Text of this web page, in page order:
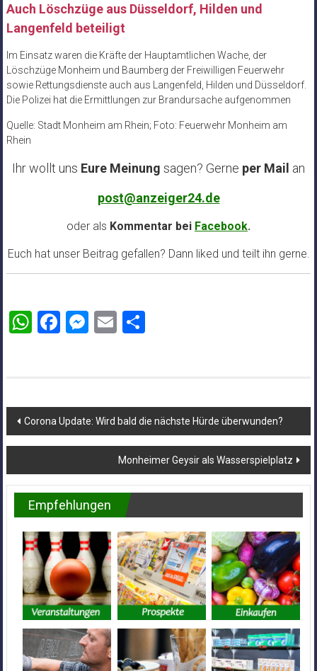
Auch Löschzüge aus Düsseldorf, Hilden und
Langenfeld beteiligt
Im Einsatz waren die Kräfte der Hauptamtlichen Wache, der
Löschzüge Monheim und Baumberg der Freiwilligen Feuerwehr
sowie Rettungsdienste auch aus Langenfeld, Hilden und Düsseldorf.
Die Polizei hat die Ermittlungen zur Brandursache aufgenommen
Quelle: Stadt Monheim am Rhein; Foto: Feuerwehr Monheim am
Rhein
Ihr wollt uns Eure Meinung sagen? Gerne per Mail an
post@anzeiger24.de
oder als Kommentar bei Facebook.
Euch hat unser Beitrag gefallen? Dann liked und teilt ihn gerne.
WhatsApp
Facebook
Messenger
EmailTeilen
Beitragsnavigation
Corona Update: Wird bald die nächste Hürde überwunden?
Monheimer Geysir als Wasserspielplatz
Empfehlungen